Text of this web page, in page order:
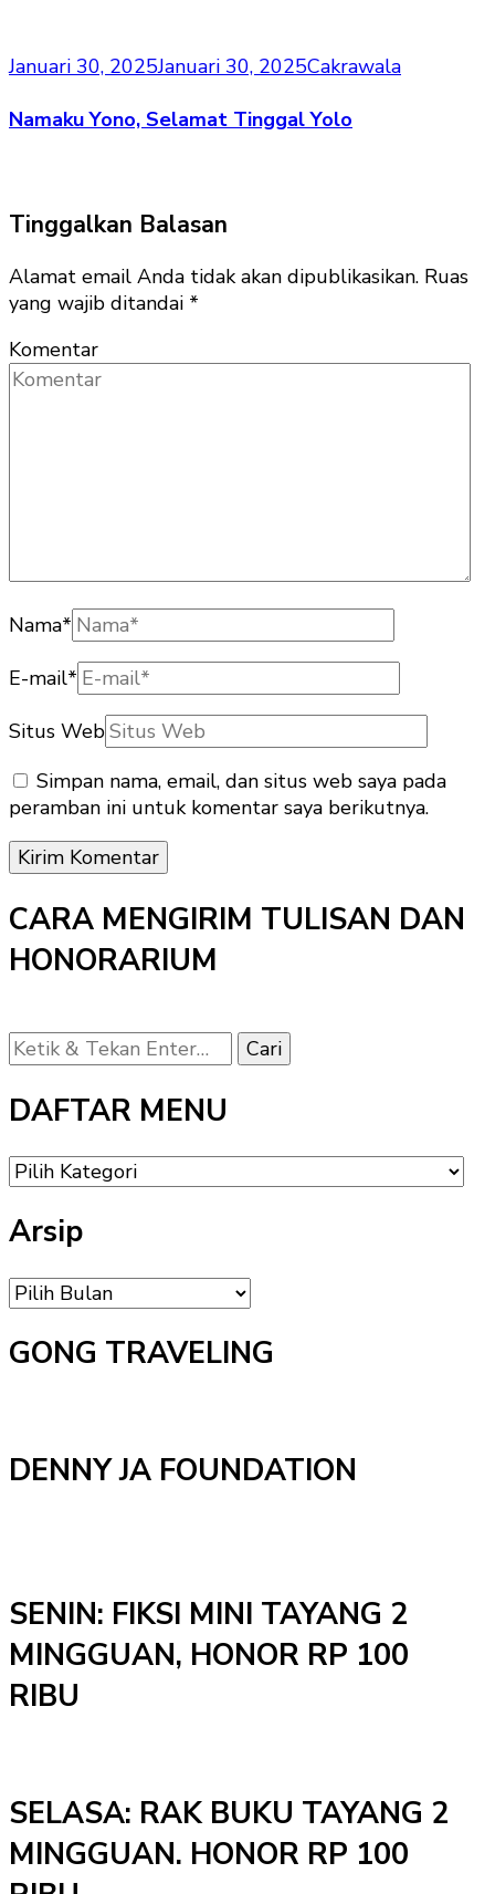
Januari 30, 2025Januari 30, 2025Cakrawala
Namaku Yono, Selamat Tinggal Yolo
Tinggalkan Balasan
Alamat email Anda tidak akan dipublikasikan. Ruas
yang wajib ditandai *
Komentar
Nama*
E-mail*
Situs Web
Simpan nama, email, dan situs web saya pada
peramban ini untuk komentar saya berikutnya.
CARA MENGIRIM TULISAN DAN
HONORARIUM
Mencari
Sesuatu?
DAFTAR MENU
DAFTAR
MENU
Arsip
Arsip
GONG TRAVELING
DENNY JA FOUNDATION
SENIN: FIKSI MINI TAYANG 2
MINGGUAN, HONOR RP 100
RIBU
SELASA: RAK BUKU TAYANG 2
MINGGUAN. HONOR RP 100